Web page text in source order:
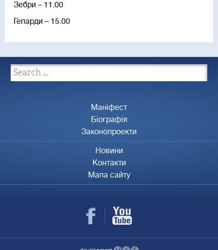
Зебри – 11.00
Гепарди – 15.00
Маніфест
Біографія
Законопроекти
Новини
Контакти
Мапа сайту